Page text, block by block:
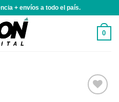
+ envíos a todo el país.
0